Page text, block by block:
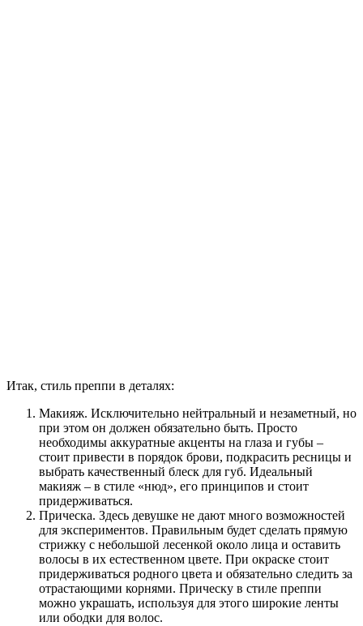
Итак, стиль преппи в деталях:
Макияж. Исключительно нейтральный и незаметный, но
при этом он должен обязательно быть. Просто
необходимы аккуратные акценты на глаза и губы –
стоит привести в порядок брови, подкрасить ресницы и
выбрать качественный блеск для губ. Идеальный
макияж – в стиле «нюд», его принципов и стоит
придерживаться.
Прическа. Здесь девушке не дают много возможностей
для экспериментов. Правильным будет сделать прямую
стрижку с небольшой лесенкой около лица и оставить
волосы в их естественном цвете. При окраске стоит
придерживаться родного цвета и обязательно следить за
отрастающими корнями. Прическу в стиле преппи
можно украшать, используя для этого широкие ленты
или ободки для волос.